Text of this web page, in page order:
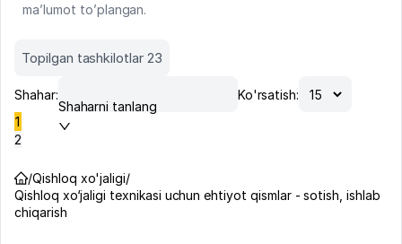
ma’lumot to’plangan.
Topilgan tashkilotlar 23
Shahar:
Shaharni tanlang
Ko'rsatish:
1
2
/Qishloq xo'jaligi/
Qishloq xo‘jaligi texnikasi uchun ehtiyot qismlar - sotish, ishlab
chiqarish